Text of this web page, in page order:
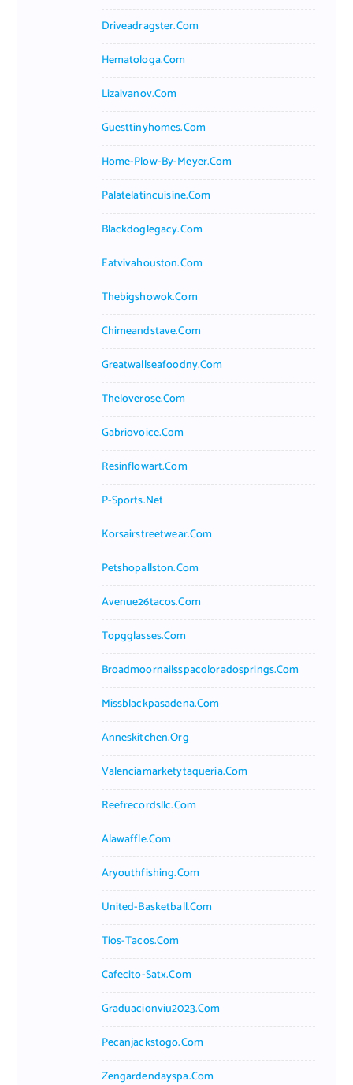
Driveadragster.com
Hematologa.com
Lizaivanov.com
Guesttinyhomes.com
Home-Plow-By-Meyer.com
Palatelatincuisine.com
Blackdoglegacy.com
Eatvivahouston.com
Thebigshowok.com
Chimeandstave.com
Greatwallseafoodny.com
Theloverose.com
Gabriovoice.com
Resinflowart.com
P-Sports.net
Korsairstreetwear.com
Petshopallston.com
Avenue26tacos.com
Topgglasses.com
Broadmoornailsspacoloradosprings.com
Missblackpasadena.com
Anneskitchen.org
Valenciamarketytaqueria.com
Reefrecordsllc.com
Alawaffle.com
Aryouthfishing.com
United-Basketball.com
Tios-Tacos.com
Cafecito-Satx.com
Graduacionviu2023.com
Pecanjackstogo.com
Zengardendayspa.com